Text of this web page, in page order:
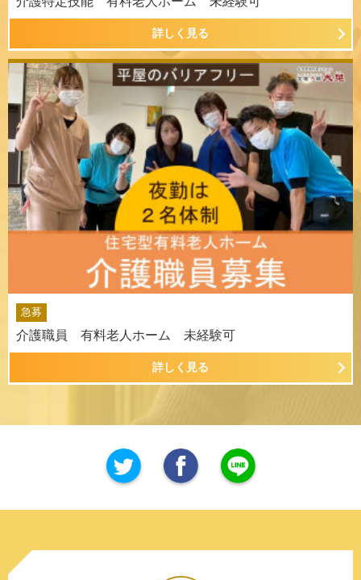
詳しく見る
急募
介護職員 有料老人ホーム 未経験可
詳しく見る